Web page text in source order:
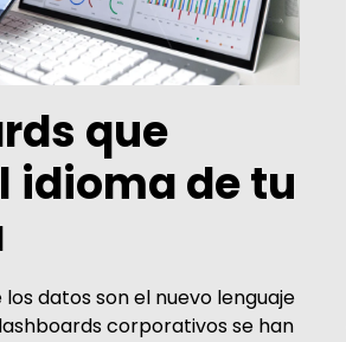
que
idioma de tu
datos son el nuevo lenguaje
corporativos se han